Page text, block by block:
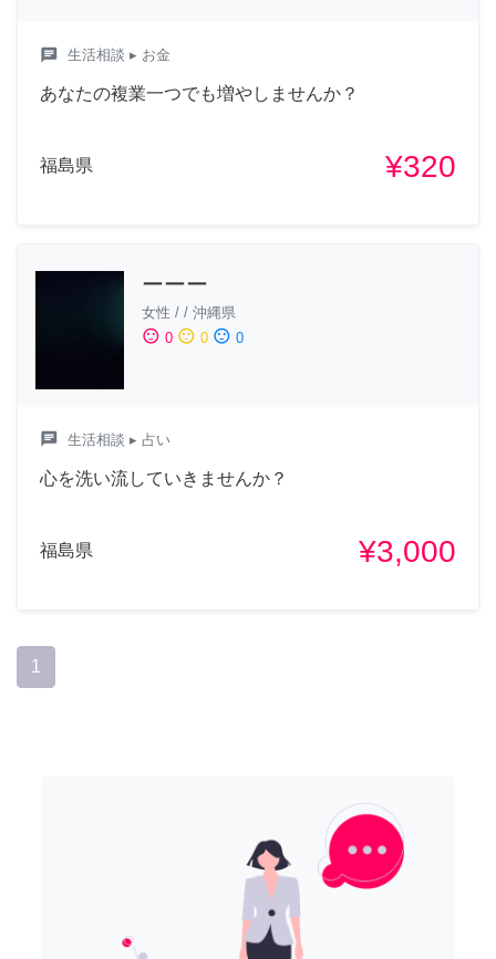
chat 生活相談 ▸ お金
あなたの複業一つでも増やしませんか？
福島県 ¥320
ーーー
女性 / / 沖縄県
sentiment_satisfied 0 sentiment_neutral 0 sentiment_dissatisfied 0
chat 生活相談 ▸ 占い
心を洗い流していきませんか？
福島県 ¥3,000
1